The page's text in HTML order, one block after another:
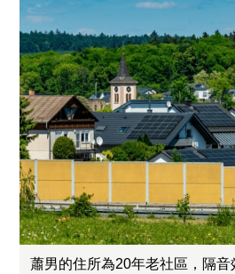
蕭男的住所為20年老社區，隔音